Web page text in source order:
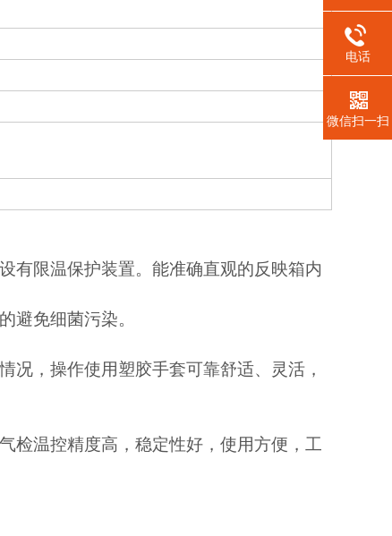
有限温保护装置。能准确直观的反映箱内
避免细菌污染。
况，操作使用塑胶手套可靠舒适、灵活，
检温控精度高，稳定性好，使用方便，工
电话
微信扫一扫